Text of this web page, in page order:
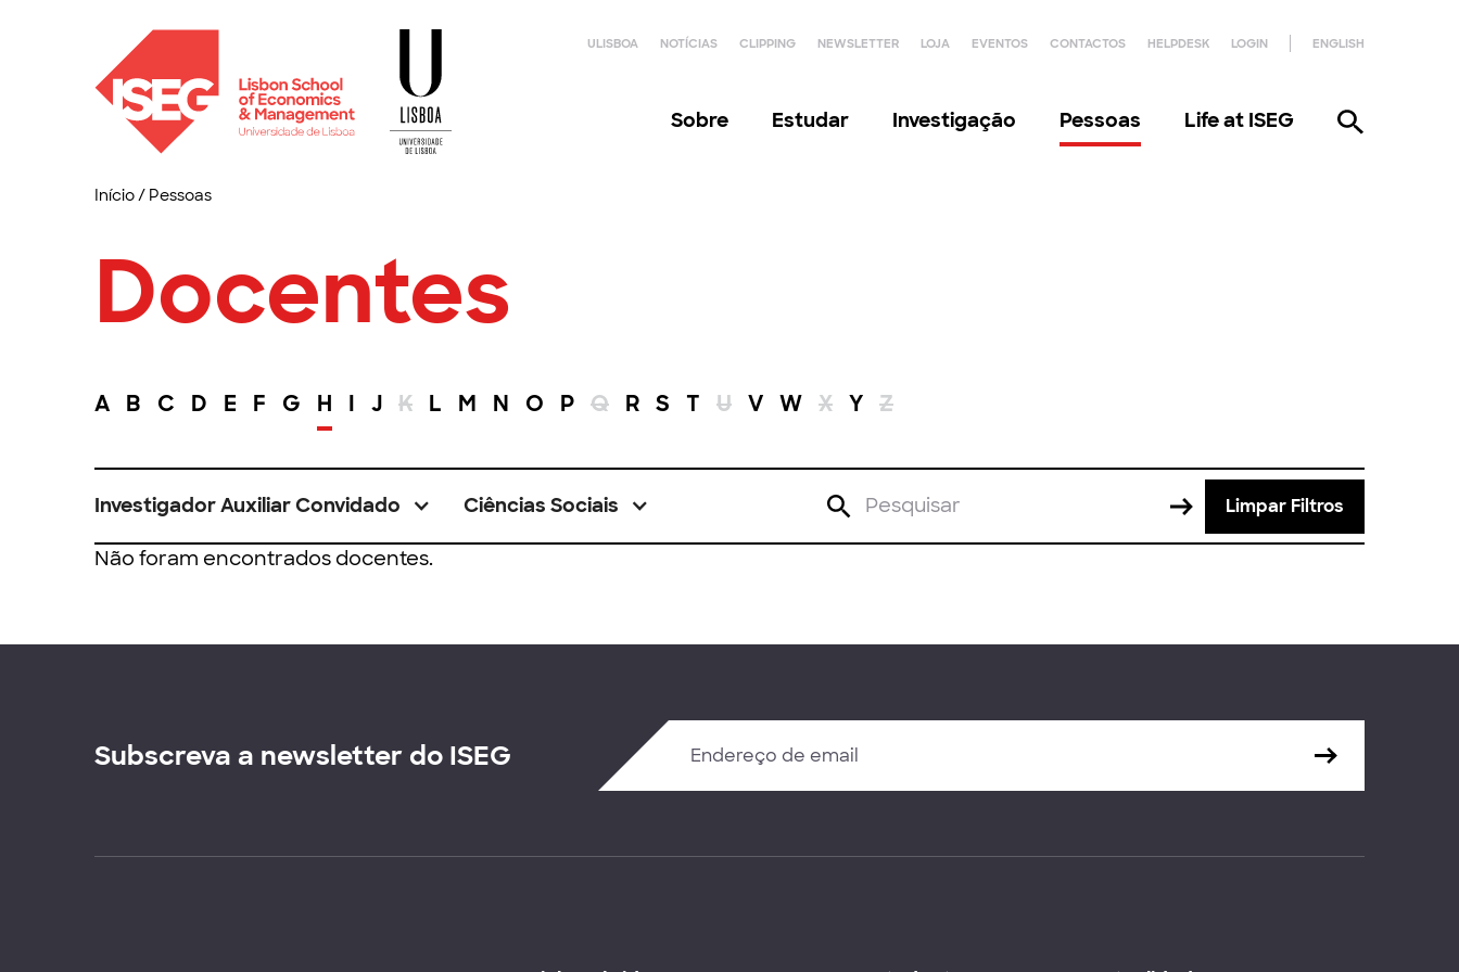
ULISBOA NOTÍCIAS CLIPPING NEWSLETTER LOJA EVENTOS CONTACTOS HELPDESK LOGIN ENGLISH
Sobre Estudar Investigação Pessoas Life at ISEG
Início/ Pessoas
Docentes
A B C D E F G H I J K L M N O P Q R S T U V W X Y Z
Investigador Auxiliar Convidado Ciências Sociais Limpar Filtros
Não foram encontrados docentes.
Subscreva a newsletter do ISEG